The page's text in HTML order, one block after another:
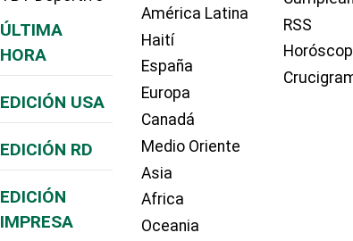
ÚLTIMA
HORA
EDICIÓN USA
EDICIÓN RD
EDICIÓN
IMPRESA
América Latina
Haití
España
Europa
Canadá
Medio Oriente
Asia
Africa
Oceania
RSS